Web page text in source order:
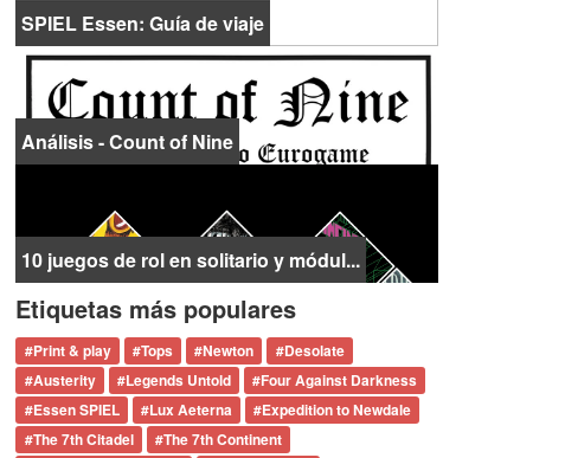
SPIEL Essen: Guía de viaje
Análisis - Count of Nine
10 juegos de rol en solitario y módul...
Etiquetas más populares
#Print & play #Tops #Newton #Desolate
#Austerity #Legends Untold #Four Against Darkness
#Essen SPIEL #Lux Aeterna #Expedition to Newdale
#The 7th Citadel #The 7th Continent